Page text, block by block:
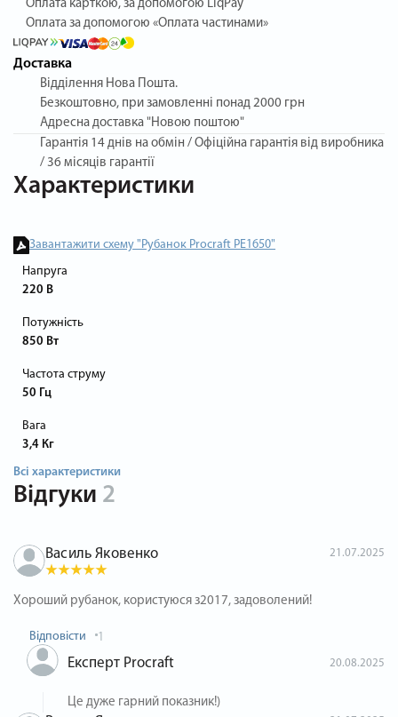
Оплата карткою, за допомогою LiqPay
Оплата за допомогою «Оплата частинами»
Доставка
Відділення Нова Пошта.
Безкоштовно, при замовленні понад 2000 грн
Адресна доставка "Новою поштою"
Гарантія 14 днів на обмін / Офіційна гарантія від виробника
/ 36 місяців гарантії
Характеристики
Завантажити схему "Рубанок Procraft PE1650"
Напруга
220 В
Потужність
850 Вт
Частота струму
50 Гц
Вага
3,4 Кг
Всі характеристики
Відгуки 2
Василь Яковенко 21.07.2025
Хороший рубанок, користуюся з2017, задоволений!
Відповісти 1
Експерт Procraft 20.08.2025
Це дуже гарний показник!)